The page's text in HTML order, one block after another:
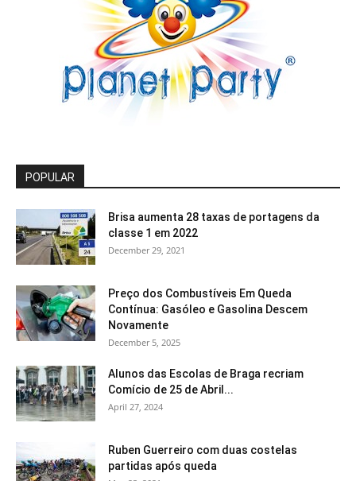
POPULAR
Brisa aumenta 28 taxas de portagens da
classe 1 em 2022
December 29, 2021
Preço dos Combustíveis Em Queda
Contínua: Gasóleo e Gasolina Descem
Novamente
December 5, 2025
Alunos das Escolas de Braga recriam
Comício de 25 de Abril...
April 27, 2024
Ruben Guerreiro com duas costelas
partidas após queda